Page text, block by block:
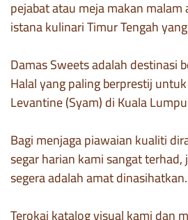
pejabat atau meja makan
istana kulinari Timur Tengah
Damas Sweets adalah destinasi
Halal yang paling berprestij
Levantine (Syam) di Kuala
Bagi menjaga piawaian kualiti
segar harian kami sangat
segera adalah amat dinasihatkan.